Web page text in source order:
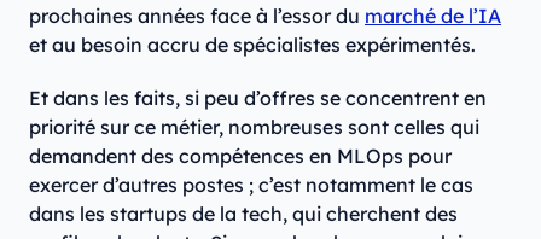
prochaines années face à l’essor du marché de l’IA
et au besoin accru de spécialistes expérimentés.
Et dans les faits, si peu d’offres se concentrent en
priorité sur ce métier, nombreuses sont celles qui
demandent des compétences en MLOps pour
exercer d’autres postes ; c’est notamment le cas
dans les startups de la tech, qui cherchent des